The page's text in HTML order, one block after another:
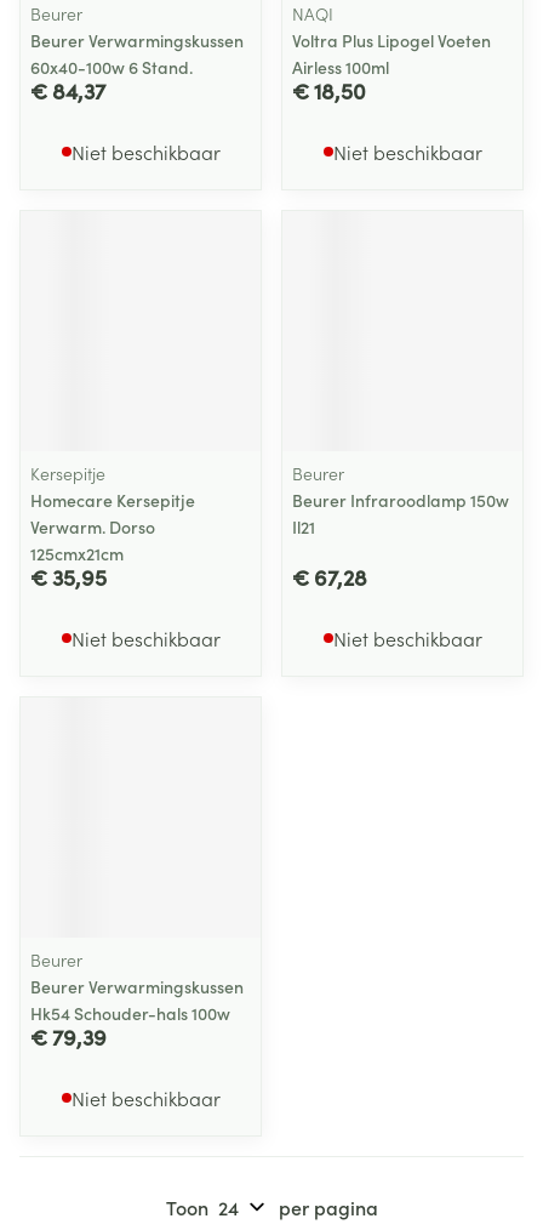
Beurer
Beurer Verwarmingskussen
60x40-100w 6 Stand.
€ 84,37
Niet beschikbaar
NAQI
Voltra Plus Lipogel Voeten
Airless 100ml
€ 18,50
Niet beschikbaar
Kersepitje
Homecare Kersepitje
Verwarm. Dorso
125cmx21cm
€ 35,95
Niet beschikbaar
Beurer
Beurer Infraroodlamp 150w
Il21
€ 67,28
Niet beschikbaar
Beurer
Beurer Verwarmingskussen
Hk54 Schouder-hals 100w
€ 79,39
Niet beschikbaar
Toon per pagina